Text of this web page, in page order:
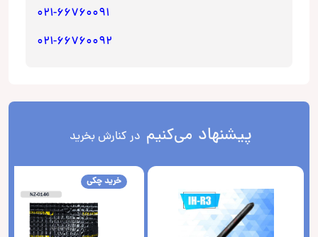
021-66760091
021-66760092
پیشنهاد می‌کنیم در کنارش بخرید
خرید چکی